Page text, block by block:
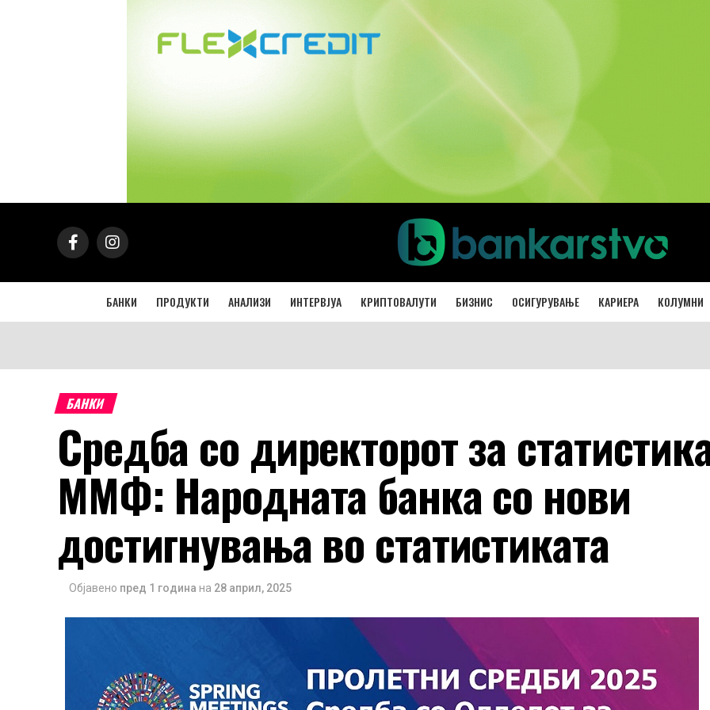
БАНКИ ПРОДУКТИ АНАЛИЗИ ИНТЕРВЈУА КРИПТОВАЛУТИ БИЗНИС ОСИГУРУВАЊЕ КАРИЕРА КОЛУМНИ
БАНКИ
Средба со директорот за
ММФ: Народната банка со нови
достигнувања во статистиката
Објавено пред 1 година на 28 април, 2025